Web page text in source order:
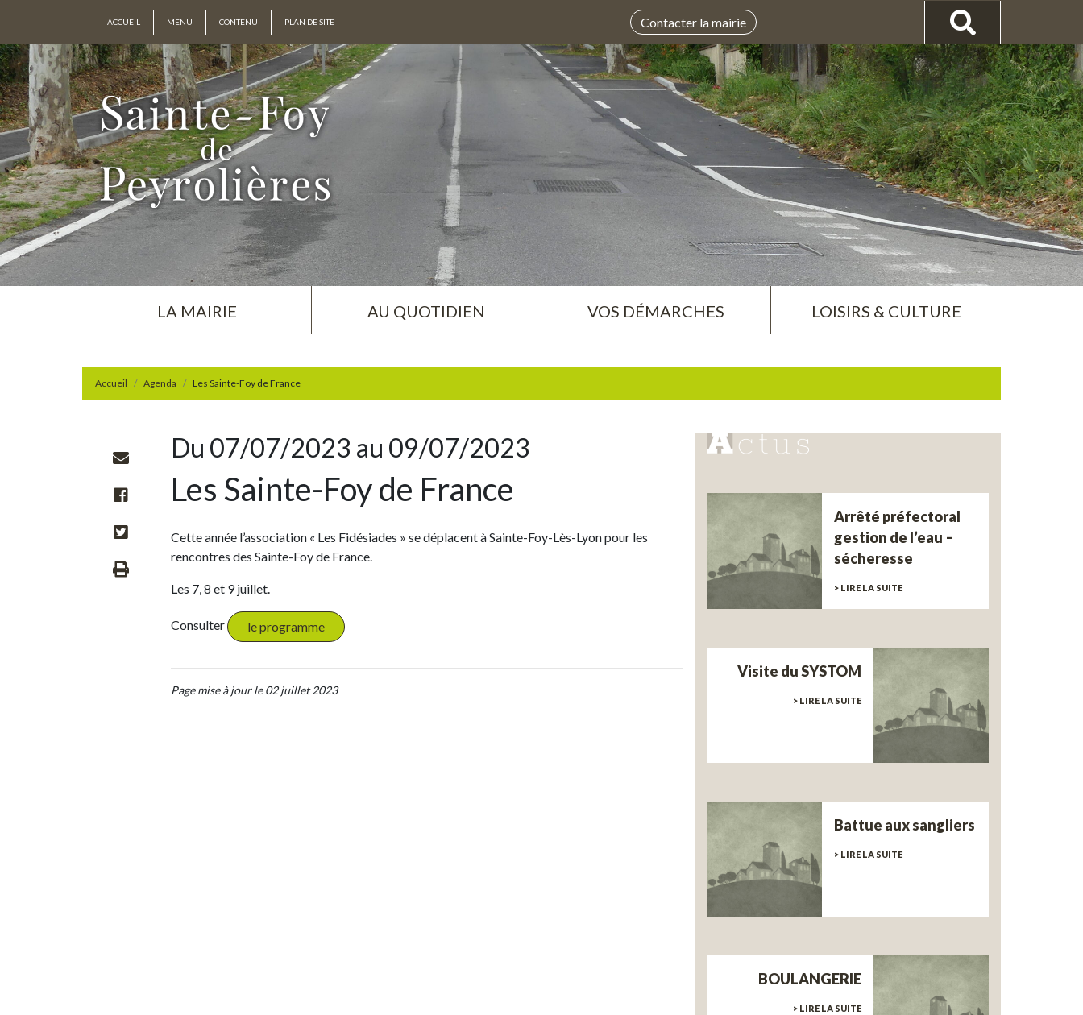
ACCUEIL MENU CONTENU PLAN DE SITE Contacter la mairie
LA MAIRIE AU QUOTIDIEN VOS DÉMARCHES LOISIRS & CULTURE
Accueil Agenda Les Sainte-Foy de France
Du 07/07/2023 au 09/07/2023
Les Sainte-Foy de France
Cette année l’association « Les Fidésiades » se déplacent à Sainte-Foy-Lès-Lyon pour les
rencontres des Sainte-Foy de France.
Les 7, 8 et 9 juillet.
Consulter le programme
Page mise à jour le 02 juillet 2023
Arrêté préfectoral
gestion de l’eau –
sécheresse
> LIRE LA SUITE
Visite du SYSTOM
> LIRE LA SUITE
Battue aux sangliers
> LIRE LA SUITE
BOULANGERIE
> LIRE LA SUITE